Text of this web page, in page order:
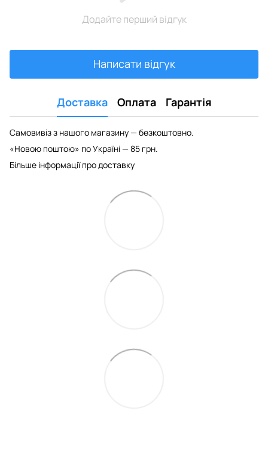
Додайте перший відгук
Написати відгук
Доставка Оплата Гарантія
Самовивіз з нашого магазину — безкоштовно.
«Новою поштою» по Україні — 85 грн.
Більше інформації про доставку